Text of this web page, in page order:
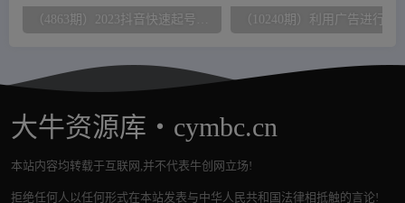
大牛资源库・cymbc.cn
本站内容均转载于互联网,并不代表牛创网立场!
拒绝任何人以任何形式在本站发表与中华人民共和国法律相抵触的言论!